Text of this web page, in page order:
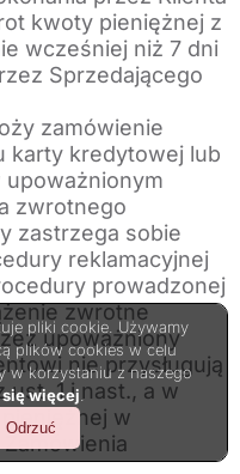
kwoty pieniężnej z
wcześniej niż 7 dni
Sprzedającego
zamówienie
karty kredytowej lub
zwrotnego
zastrzega sobie
reklamacyjnej
prowadzonej
zwrotne
upoważniony
nie przysługują
ust. 1 i nast., a w
w
pliki cookie. Używamy
plików cookies w celu
w korzystaniu z naszego
więcej.
Odrzuć